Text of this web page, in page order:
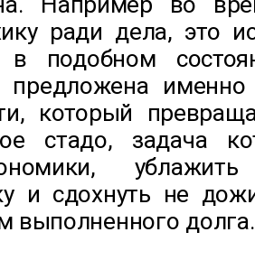
ради дела, это
в подобном
именно
который
стадо, задача
и сдохнуть не
выполненного долга.